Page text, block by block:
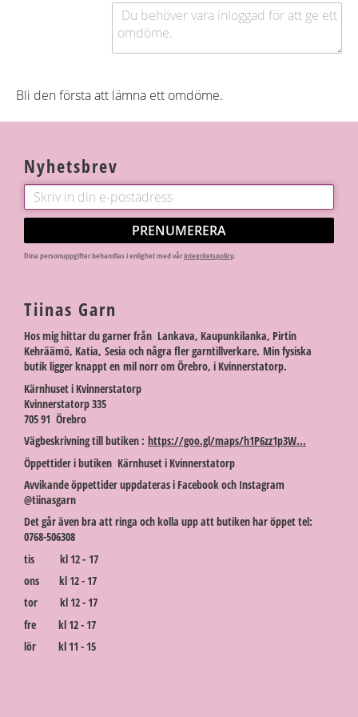
Bli den första att lämna ett omdöme.
Nyhetsbrev
PRENUMERERA
Dina personuppgifter behandlas i enlighet med vårintegritetspolicy.
Tiinas Garn
Hos mig hittar du garner från Lankava, Kaupunkilanka, Pirtin
Kehräämö, Katia, Sesia och några fler garntillverkare. Min fysiska
butik ligger knappt en mil norr om Örebro, i Kvinnerstatorp.
Kärnhuset i Kvinnerstatorp
Kvinnerstatorp 335
705 91 Örebro
Vägbeskrivning till butiken : https://goo.gl/maps/h1P6zz1p3W...
Öppettider i butiken Kärnhuset i Kvinnerstatorp
Avvikande öppettider uppdateras i Facebook och Instagram
@tiinasgarn
Det går även bra att ringa och kolla upp att butiken har öppet tel:
0768-506308
tis kl 12 - 17
ons kl 12 - 17
tor kl 12 - 17
fre kl 12 - 17
lör kl 11 - 15